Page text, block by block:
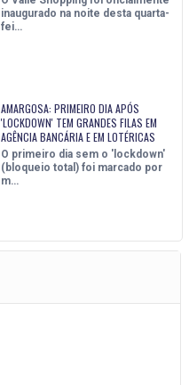
inaugurado na noite desta quarta-
fei…
AMARGOSA: PRIMEIRO DIA APÓS
'LOCKDOWN' TEM GRANDES FILAS EM
AGÊNCIA BANCÁRIA E EM LOTÉRICAS
O primeiro dia sem o 'lockdown'
(bloqueio total) foi marcado por
m…